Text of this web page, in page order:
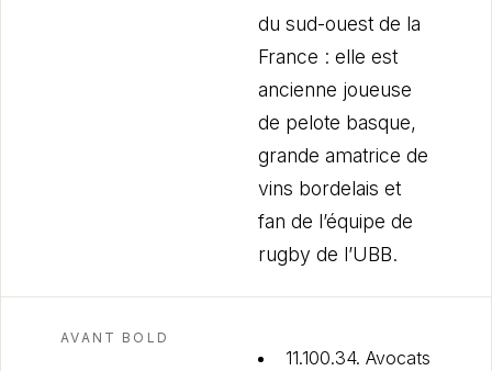
du sud-ouest de la
France : elle est
ancienne joueuse
de pelote basque,
grande amatrice de
vins bordelais et
fan de l’équipe de
rugby de l’UBB.
AVANT BOLD
11.100.34. Avocats